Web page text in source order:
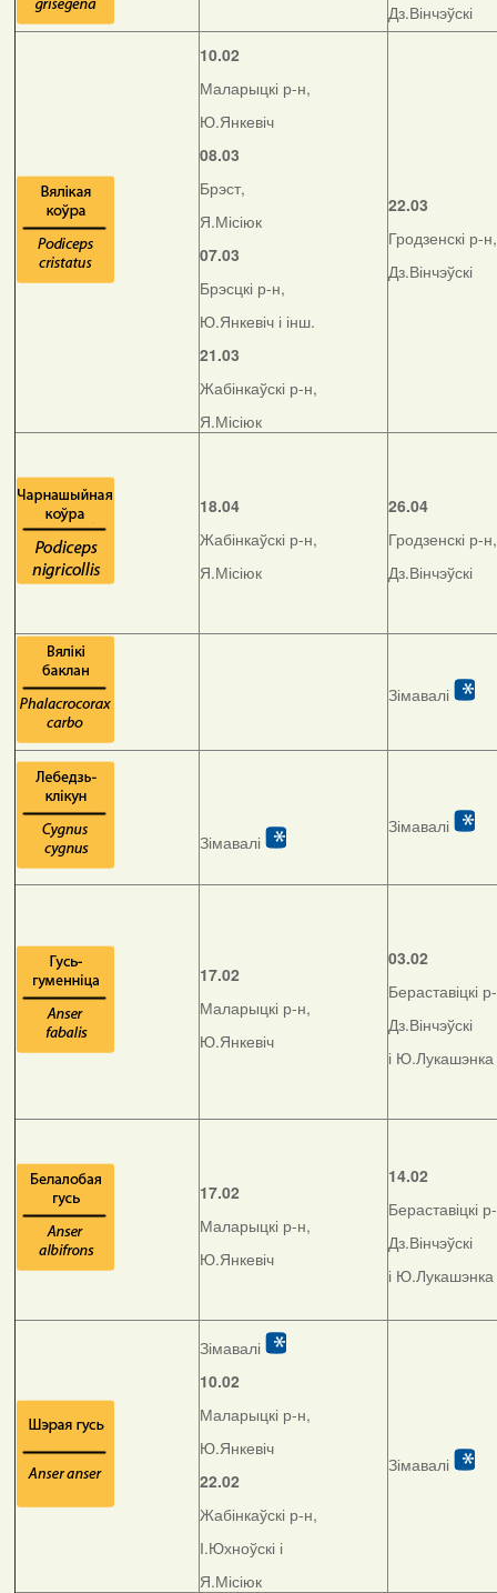
Дз.Вінчэўскі
10.02
Маларыцкі р-н,
Ю.Янкевіч
08.03
Брэст,
Я.Місіюк
07.03
Брэсцкі р-н,
Ю.Янкевіч і інш.
21.03
Жабінкаўскі р-н,
Я.Місіюк
22.03
Гродзенскі р-н,
Дз.Вінчэўскі
18.04
Жабінкаўскі р-н,
Я.Місіюк
26.04
Гродзенскі р-н,
Дз.Вінчэўскі
Зімавалі
Зімавалі
Зімавалі
17.02
Маларыцкі р-н,
Ю.Янкевіч
03.02
Бераставіцкі
Дз.Вінчэўскі
і Ю.Лукашэнка
17.02
Маларыцкі р-н,
Ю.Янкевіч
14.02
Бераставіцкі
Дз.Вінчэўскі
і Ю.Лукашэнка
Зімавалі
10.02
Маларыцкі р-н,
Ю.Янкевіч
22.02
Жабінкаўскі р-н,
І.Юхноўскі і
Я.Місіюк
Зімавалі